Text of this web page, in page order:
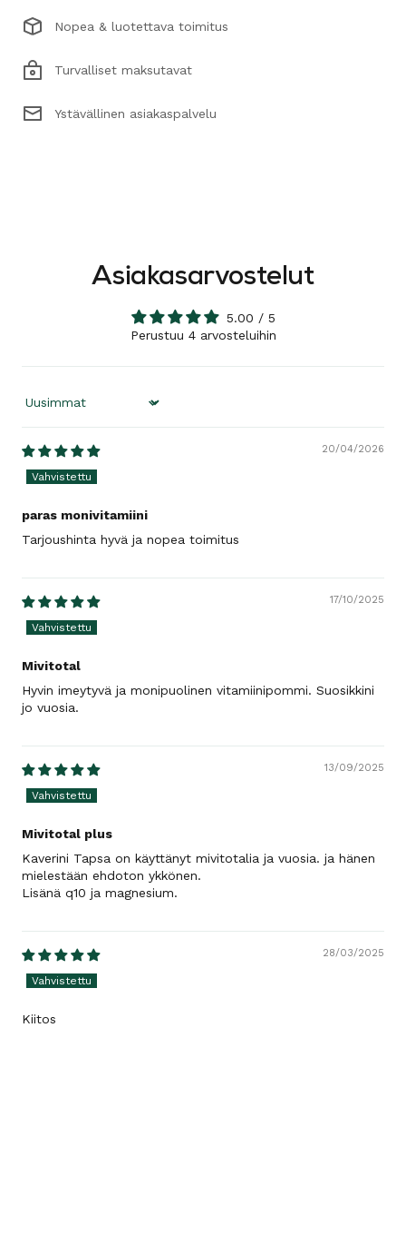
Nopea & luotettava toimitus
Turvalliset maksutavat
Ystävällinen asiakaspalvelu
Asiakasarvostelut
5.00 / 5
Perustuu 4 arvosteluihin
Sort by
20/04/2026
paras monivitamiini
Tarjoushinta hyvä ja nopea toimitus
17/10/2025
Mivitotal
Hyvin imeytyvä ja monipuolinen vitamiinipommi. Suosikkini
jo vuosia.
13/09/2025
Mivitotal plus
Kaverini Tapsa on käyttänyt mivitotalia ja vuosia. ja hänen
mielestään ehdoton ykkönen.
Lisänä q10 ja magnesium.
28/03/2025
Kiitos